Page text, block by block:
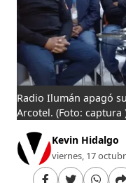
Radio Ilumán apagó
Arcotel.(Foto: captura
Kevin Hidalgo
viernes, 17